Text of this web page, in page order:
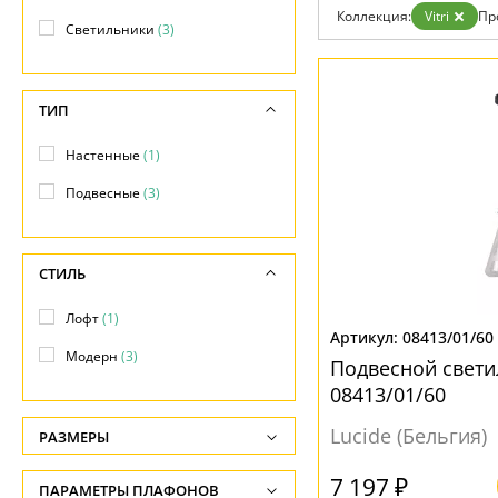
Установка
Контакты
Коллекция: Vitri
08413/01/60
Подвесной
08413/01/60
Lucide (Бельгия)
7 197 ₽
Светильники (3)
ТИП
Настенные(1)
Подвесные(3)
СТИЛЬ
Лофт(1)
Модерн (3)
РАЗМЕРЫ
Высота, см
ПАРАМЕТРЫ ПЛАФОНОВ